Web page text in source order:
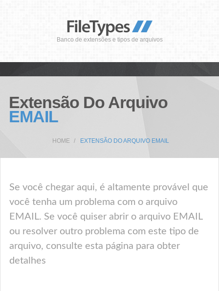
Banco de extensões e tipos de arquivos
Extensão Do Arquivo
EMAIL
HOME EXTENSÃO DO ARQUIVO EMAIL
Se você chegar aqui, é altamente provável que
você tenha um problema com o arquivo
EMAIL. Se você quiser abrir o arquivo EMAIL
ou resolver outro problema com este tipo de
arquivo, consulte esta página para obter
detalhes